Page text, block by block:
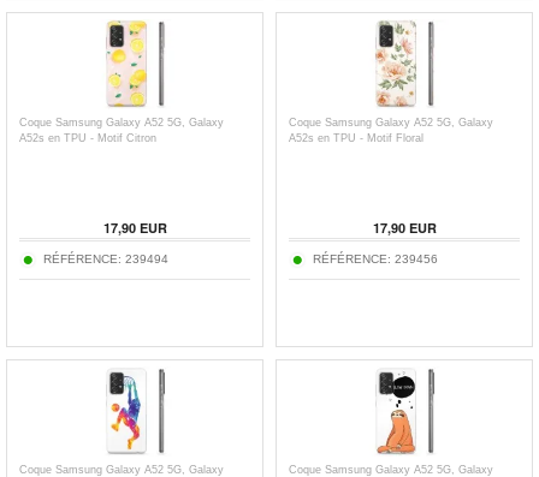
Coque Samsung Galaxy A52 5G, Galaxy
A52s en TPU - Motif Citron
17,90EUR
RÉFÉRENCE: 239494
Coque Samsung Galaxy A52 5G, Galaxy
A52s en TPU - Motif Floral
17,90EUR
RÉFÉRENCE: 239456
Coque Samsung Galaxy A52 5G, Galaxy
Coque Samsung Galaxy A52 5G, Galaxy